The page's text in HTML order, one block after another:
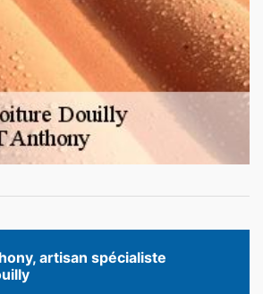
artisan spécialiste